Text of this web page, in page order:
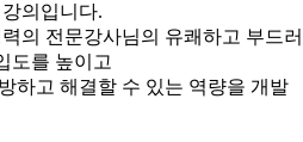
의입니다.
의 전문강사님의 유쾌하고 부드러
도를 높이고
하고 해결할 수 있는 역량을 개발